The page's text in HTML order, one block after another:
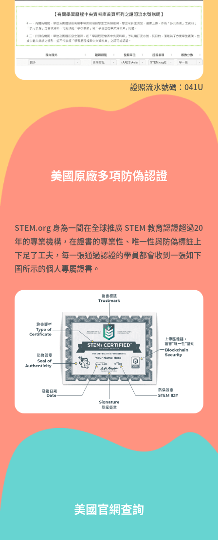
證照流水號碼：041U
美國原廠多項防偽認證
STEM.org 身為一間在全球推廣 STEM 教育認證超過20
年的專業機構，在證書的專業性、唯一性與防偽標註上
下足了工夫，每一張通過認證的學員都會收到一張如下
圖所示的個人專屬證書。
美國官網查詢